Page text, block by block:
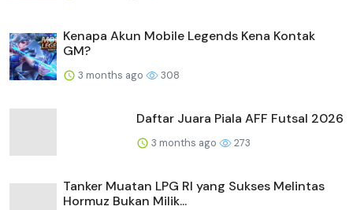
Kenapa Akun Mobile Legends Kena Kontak
GM?
3 months ago 308
Daftar Juara Piala AFF Futsal 2026
3 months ago 273
Tanker Muatan LPG RI yang Sukses Melintas
Hormuz Bukan Milik...